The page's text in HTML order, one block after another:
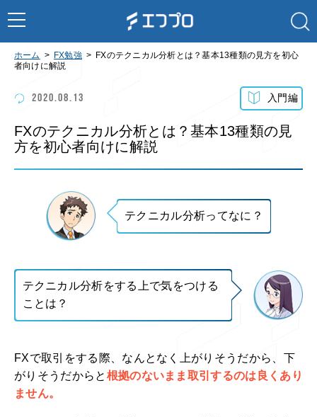
ホーム FX勉強
FXのテクニカル分析とは？基本13種類の見方を初心
者向けに解説
2020.08.13 入門編
FXのテクニカル分析とは？基本13種類の見
方を初心者向けに解説
テクニカル分析ってなに？
テクニカル分析をする上で気をつける
ことは？
FXで取引をする際、なんとなく上がりそうだから、下
がりそうだからと 根拠のないまま取引するのは良くあり
ません。